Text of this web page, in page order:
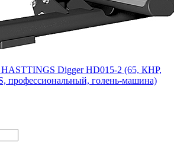
HASTTINGS Digger HD015-2 (65, КНР,
профессиональный, голень-машина)